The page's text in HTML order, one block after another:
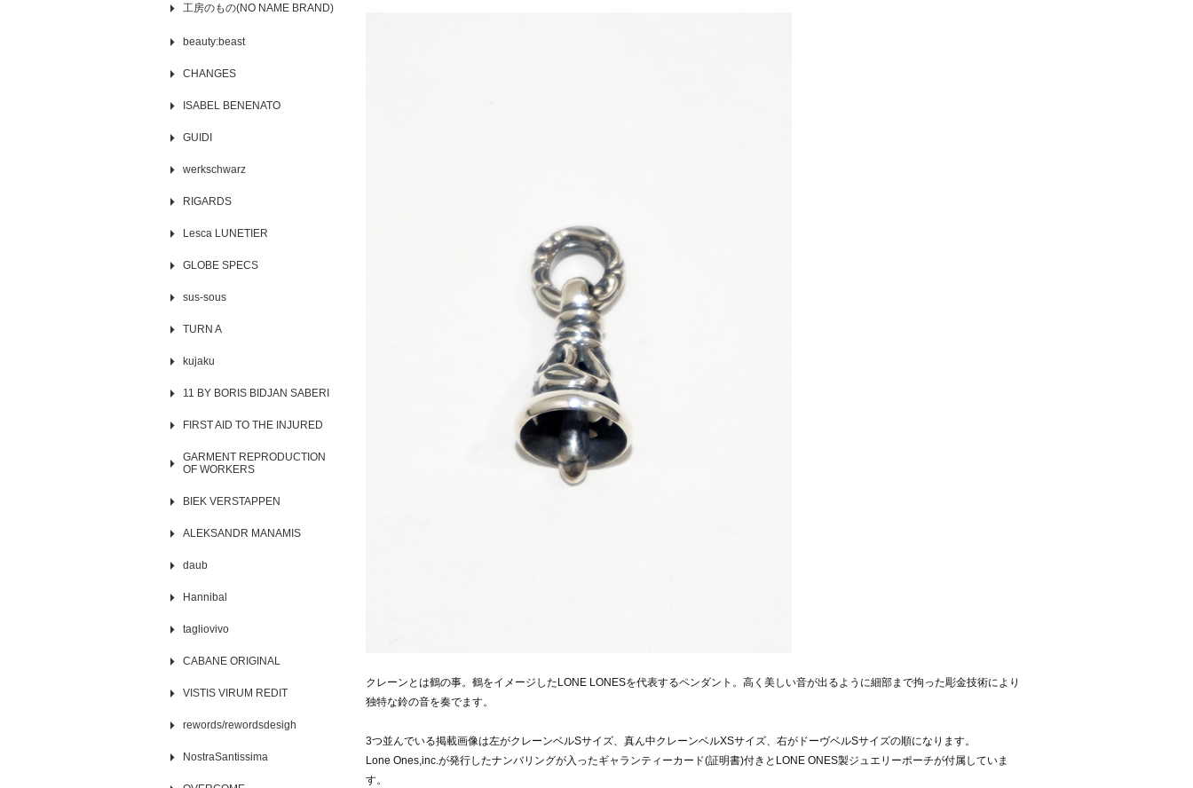
クレーンとは鶴の事。鶴をイメージしたLONE LONESを代表するペンダント。高く美しい音が出るように細部まで拘った彫金技術により
独特な鈴の音を奏でます。
3つ並んでいる掲載画像は左がクレーンベルSサイズ、真ん中クレーンベルXSサイズ、右がドーヴベルSサイズの順になります。
Lone Ones,inc.が発行したナンバリングが入ったギャランティーカード(証明書)付きとLONE ONES製ジュエリーポーチが付属していま
す。
工房のもの(NO NAME BRAND)
beauty:beast
CHANGES
ISABEL BENENATO
GUIDI
werkschwarz
RIGARDS
Lesca LUNETIER
GLOBE SPECS
sus-sous
TURN A
kujaku
11 BY BORIS BIDJAN SABERI
FIRST AID TO THE INJURED
GARMENT REPRODUCTION
OF WORKERS
BIEK VERSTAPPEN
ALEKSANDR MANAMIS
daub
Hannibal
tagliovivo
CABANE ORIGINAL
VISTIS VIRUM REDIT
rewords/rewordsdesigh
NostraSantissima